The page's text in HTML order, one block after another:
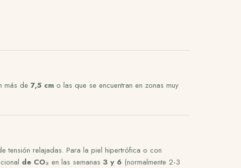
más de 7,5 cm o las que se encuentran en zonas muy
tensión relajadas. Para la piel hipertrófica o con
de CO₂ en las semanas 3 y 6 (normalmente 2-3